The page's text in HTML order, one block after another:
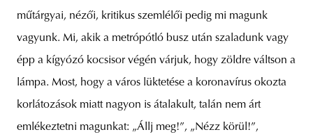
műtárgyai, nézői, kritikus szemlélői pedig mi magunk
vagyunk. Mi, akik a metrópótló busz után szaladunk vagy
épp a kígyózó kocsisor végén várjuk, hogy zöldre váltson a
lámpa. Most, hogy a város lüktetése a koronavírus okozta
korlátozások miatt nagyon is átalakult, talán nem árt
emlékeztetni magunkat: „Állj meg!”, „Nézz körül!”,